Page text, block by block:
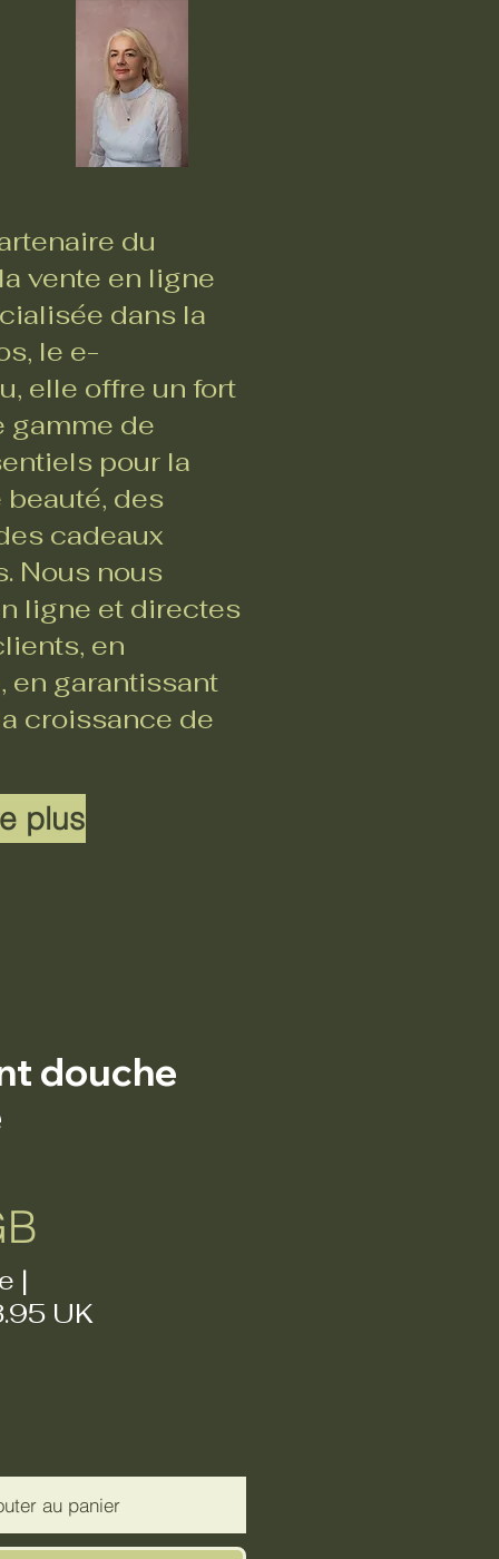
du
vente en ligne
dans la
le e-
elle offre un fort
gamme de
pour la
des
cadeaux
Nous nous
ligne et directes
en
en garantissant
croissance de
plus
douche
|
UK
au panier